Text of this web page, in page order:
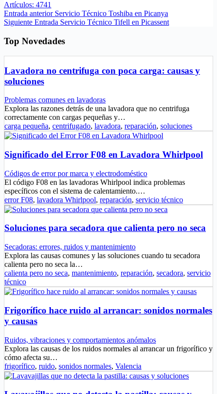
Artículos: 4741
Entrada anterior Servicio Técnico Toshiba en Picanya
Siguiente Entrada Servicio Técnico Tifell en Picassent
Top Novedades
Lavadora no centrifuga con poca carga: causas y
soluciones
Problemas comunes en lavadoras
Explora las razones detrás de una lavadora que no centrifuga
correctamente con cargas pequeñas y…
carga pequeña, centrifugado, lavadora, reparación, soluciones
Significado del Error F08 en Lavadora Whirlpool
Códigos de error por marca y electrodoméstico
El código F08 en las lavadoras Whirlpool indica problemas
específicos con el sistema de calentamiento.…
error F08, lavadora Whirlpool, reparación, servicio técnico
Soluciones para secadora que calienta pero no seca
Secadoras: errores, ruidos y mantenimiento
Explora las causas comunes y las soluciones cuando tu secadora
calienta pero no seca la…
calienta pero no seca, mantenimiento, reparación, secadora, servicio
técnico
Frigorífico hace ruido al arrancar: sonidos normales
y causas
Ruidos, vibraciones y comportamientos anómalos
Explora las causas de los ruidos normales al arrancar un frigorífico y
cómo afecta su…
frigorífico, ruido, sonidos normales, Valencia